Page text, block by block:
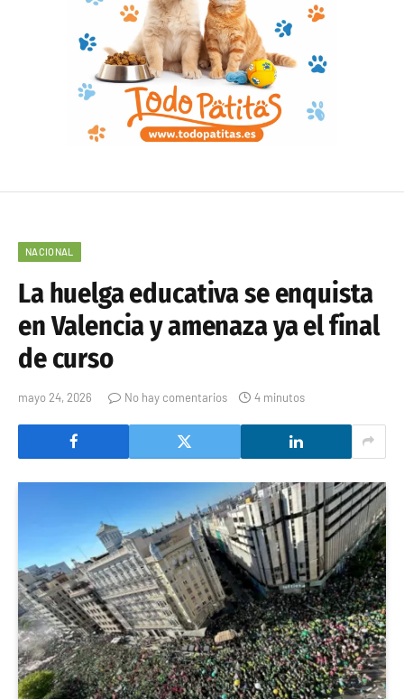
NACIONAL
La huelga educativa se enquista
en Valencia y amenaza ya el final
de curso
mayo 24, 2026 No hay comentarios 4 minutos